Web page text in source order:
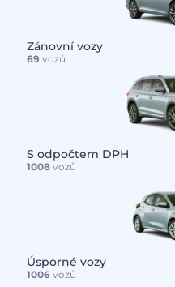
Zánovní vozy
69 vozů
S odpočtem DPH
1008vozů
Úsporné vozy
1006vozů